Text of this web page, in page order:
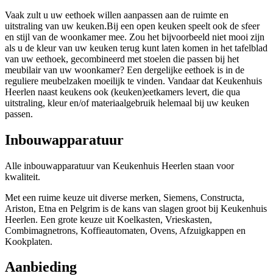
Vaak zult u uw eethoek willen aanpassen aan de ruimte en
uitstraling van uw keuken.Bij een open keuken speelt ook de sfeer
en stijl van de woonkamer mee. Zou het bijvoorbeeld niet mooi zijn
als u de kleur van uw keuken terug kunt laten komen in het tafelblad
van uw eethoek, gecombineerd met stoelen die passen bij het
meubilair van uw woonkamer? Een dergelijke eethoek is in de
reguliere meubelzaken moeilijk te vinden. Vandaar dat Keukenhuis
Heerlen naast keukens ook (keuken)eetkamers levert, die qua
uitstraling, kleur en/of materiaalgebruik helemaal bij uw keuken
passen.
Inbouwapparatuur
Alle inbouwapparatuur van Keukenhuis Heerlen staan voor
kwaliteit.
Met een ruime keuze uit diverse merken, Siemens, Constructa,
Ariston, Etna en Pelgrim is de kans van slagen groot bij Keukenhuis
Heerlen. Een grote keuze uit Koelkasten, Vrieskasten,
Combimagnetrons, Koffieautomaten, Ovens, Afzuigkappen en
Kookplaten.
Aanbieding